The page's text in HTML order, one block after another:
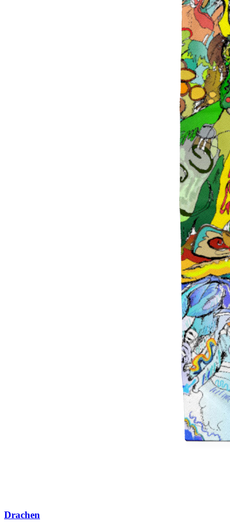
Drachen